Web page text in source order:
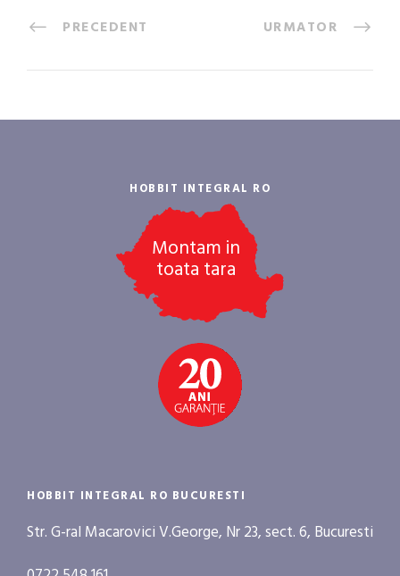
PRECEDENT URMATOR
HOBBIT INTEGRAL RO
Montam in
toata tara
HOBBIT INTEGRAL RO BUCURESTI
Str. G-ral Macarovici V.George, Nr 23, sect. 6, Bucuresti